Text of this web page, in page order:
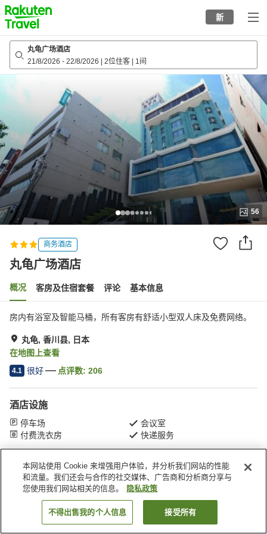
to
top
page
新
丸龟广场酒店
21/8/2026 - 22/8/2026 2位住客 1间
56
商务酒店
丸龟广场酒店
概况 客房及住宿套餐 评论 基本信息
房内有浴室及智能马桶，所有客房有舒适小型双人床及免费网络。
丸龟, 香川县, 日本
在地图上查看
4.1 很好 点评数: 206
酒店设施
停车场
会议室
付费洗衣房
快递服务
首页 日本 香川县 丸龟 丸龟广场酒店
搜索客房
本网站使用 Cookie 来增强用户体验，并分析我们网站的性能
和流量。我们还会与合作的社交媒体、广告商和分析商分享与
您使用我们网站相关的信息。
隐私政策
不得出售我的个人信息 接受所有